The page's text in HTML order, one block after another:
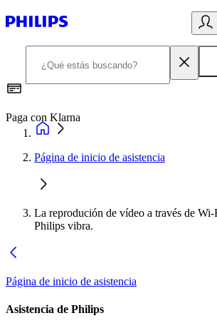
Paga con Klarna
Página de inicio de asistencia
La reprodución de vídeo a través de
Philips vibra.
Página de inicio de asistencia
Asistencia de Philips